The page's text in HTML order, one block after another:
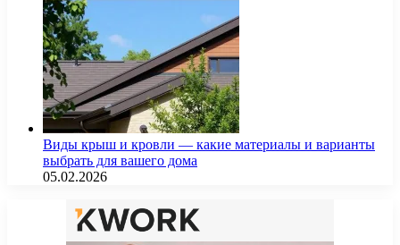
Виды крыш и кровли — какие материалы и варианты
выбрать для вашего дома
05.02.2026